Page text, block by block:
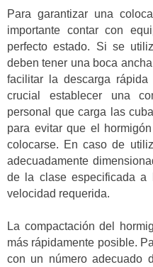
Para garantizar una
importante contar con
perfecto estado. Si se
deben tener una boca
facilitar la descarga
crucial establecer una
personal que carga las
para evitar que el
colocarse. En caso de
adecuadamente
de la clase especificada
velocidad requerida.
La compactación del
más rápidamente posible.
con un número adecuado